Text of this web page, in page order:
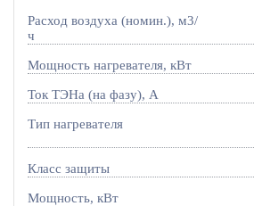
Расход воздуха (номин.), м3/
ч
Мощность нагревателя, кВт
Ток ТЭНа (на фазу), А
Тип нагревателя
Класс защиты
Мощность, кВт